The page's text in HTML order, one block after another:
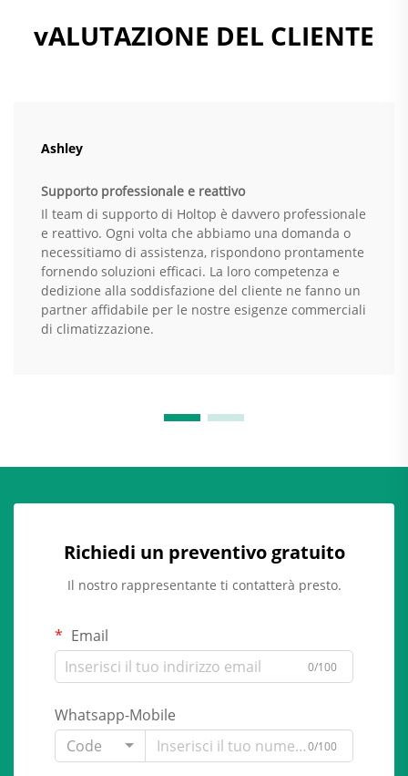
vALUTAZIONE DEL CLIENTE
Ashley
Supporto professionale e reattivo
Il team di supporto di Holtop è davvero professionale
e reattivo. Ogni volta che abbiamo una domanda o
necessitiamo di assistenza, rispondono prontamente
fornendo soluzioni efficaci. La loro competenza e
dedizione alla soddisfazione del cliente ne fanno un
partner affidabile per le nostre esigenze commerciali
di climatizzazione.
Richiedi un preventivo gratuito
Il nostro rappresentante ti contatterà presto.
Email
0/100
Whatsapp-Mobile
Code
0/100